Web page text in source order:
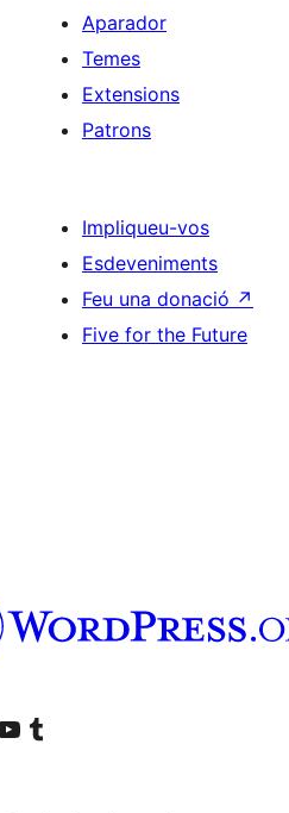
Aparador
Temes
Extensions
Patrons
Impliqueu-vos
Esdeveniments
Feu una donació ↗
Five for the Future
de LinkedIn
de TikTok
el nostre canal al YouTube
Visiteu el nostre compte de Tumblr